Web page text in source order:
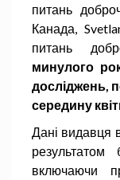
питань
Канада,
питань
минулого
досліджень,
середину
Дані видавця
результатом
включаючи